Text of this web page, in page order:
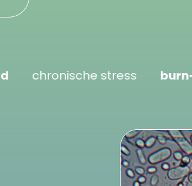
stress burn-out